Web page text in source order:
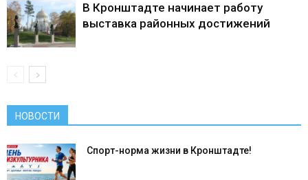
В Кронштадте начинает работу
выставка районных достижений
НОВОСТИ
Спорт-норма жизни в Кронштадте!